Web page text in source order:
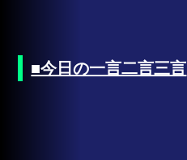
■今日の一言二言三言